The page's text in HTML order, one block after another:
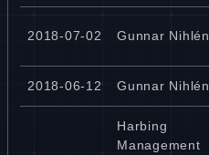
2018-07-02 Gunnar Nihlén
2018-06-12 Gunnar Nihlén
Harbing
Management